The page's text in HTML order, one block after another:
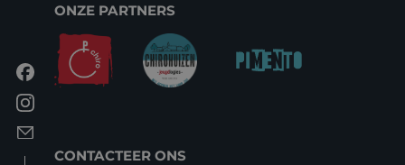
ONZE PARTNERS
CONTACTEER ONS